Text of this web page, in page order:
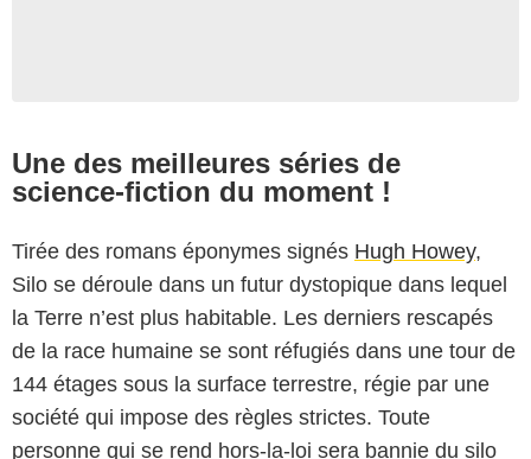
Une des meilleures séries de
science-fiction du moment !
Tirée des romans éponymes signés Hugh Howey,
Silo se déroule dans un futur dystopique dans lequel
la Terre n’est plus habitable. Les derniers rescapés
de la race humaine se sont réfugiés dans une tour de
144 étages sous la surface terrestre, régie par une
société qui impose des règles strictes. Toute
personne qui se rend hors-la-loi sera bannie du silo